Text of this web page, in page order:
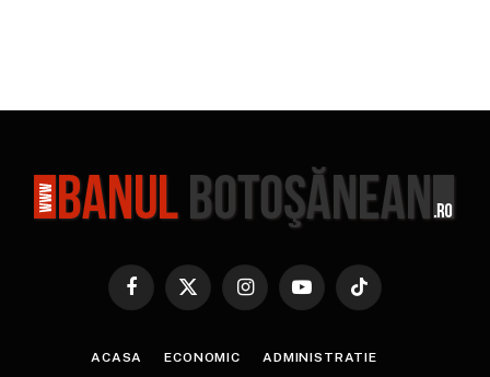
Facebook
X
InstagramYouTubeTikTok
ACASA ECONOMIC ADMINISTRATIE